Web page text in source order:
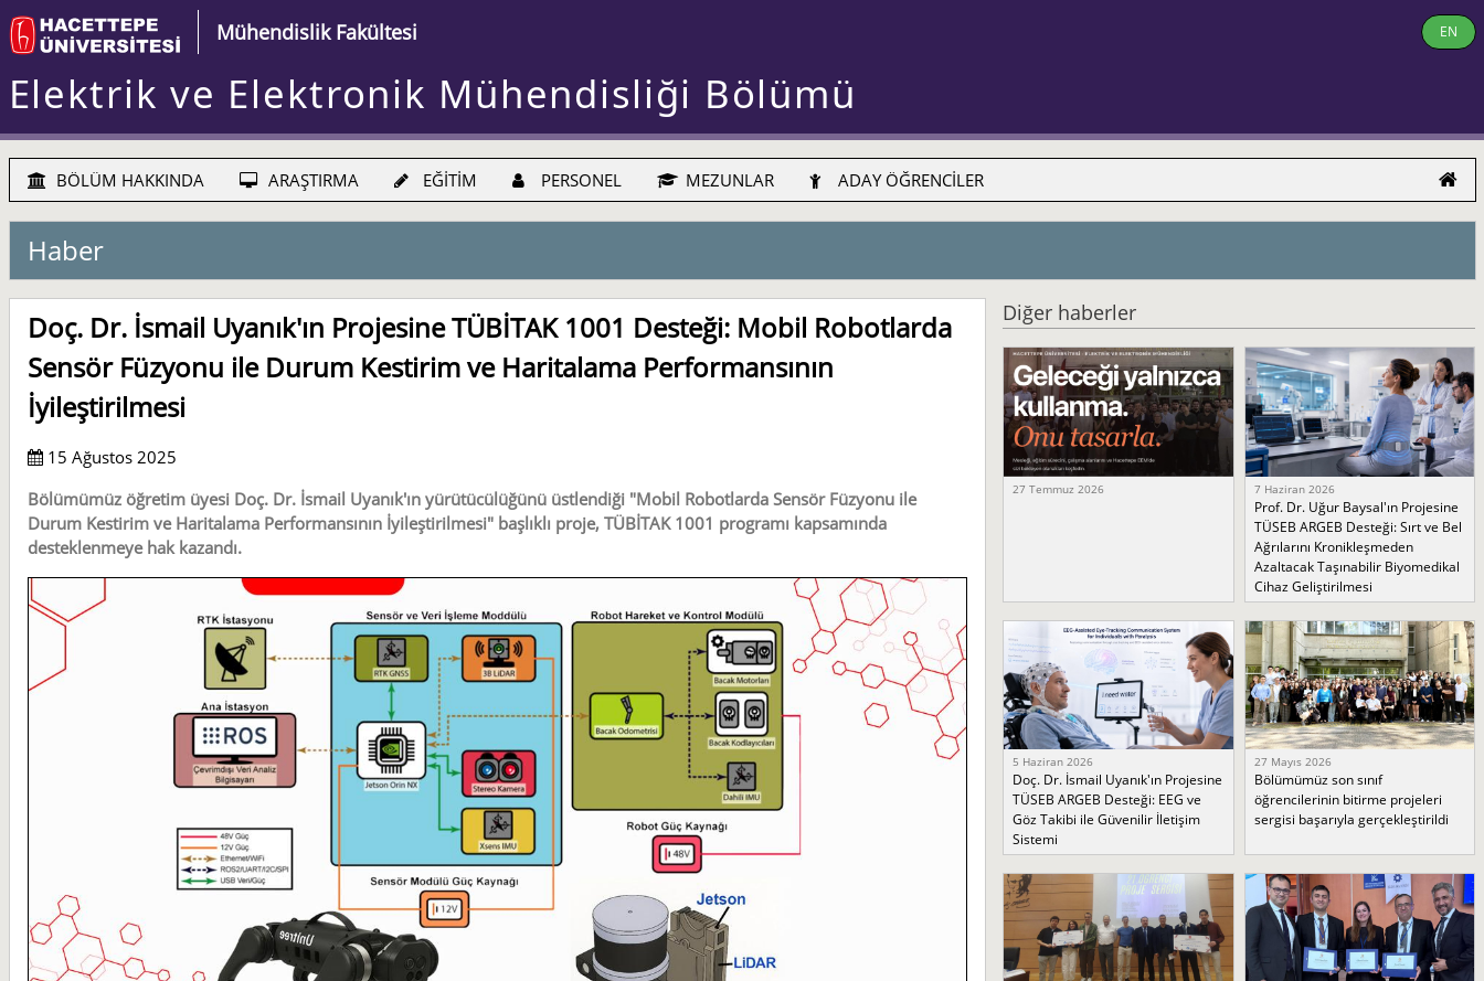
Mühendislik Fakültesi EN
Elektrik ve Elektronik Mühendisliği Bölümü
BÖLÜM HAKKINDA ARAŞTIRMA EĞİTİM PERSONEL MEZUNLAR ADAY ÖĞRENCİLER
Haber
Doç. Dr. İsmail Uyanık'ın Projesine TÜBİTAK 1001 Desteği: Mobil Robotlarda
Sensör Füzyonu ile Durum Kestirim ve Haritalama Performansının
İyileştirilmesi
15 Ağustos 2025
Bölümümüz öğretim üyesi Doç. Dr. İsmail Uyanık'ın yürütücülüğünü üstlendiği "Mobil Robotlarda Sensör Füzyonu ile
Durum Kestirim ve Haritalama Performansının İyileştirilmesi" başlıklı proje, TÜBİTAK 1001 programı kapsamında
desteklenmeye hak kazandı.
Diğer haberler
27 Temmuz 2026 7 Haziran 2026
Prof. Dr. Uğur Baysal'ın Projesine
TÜSEB ARGEB Desteği: Sırt ve Bel
Ağrılarını Kronikleşmeden
Azaltacak Taşınabilir Biyomedikal
Cihaz Geliştirilmesi
5 Haziran 2026
Doç. Dr. İsmail Uyanık'ın Projesine
TÜSEB ARGEB Desteği: EEG ve
Göz Takibi ile Güvenilir İletişim
Sistemi
27 Mayıs 2026
Bölümümüz son sınıf
öğrencilerinin bitirme projeleri
sergisi başarıyla gerçekleştirildi